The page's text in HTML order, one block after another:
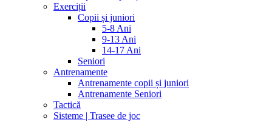
Exerciții
Copii și juniori
5-8 Ani
9-13 Ani
14-17 Ani
Seniori
Antrenamente
Antrenamente copii și juniori
Antrenamente Seniori
Tactică
Sisteme | Trasee de joc